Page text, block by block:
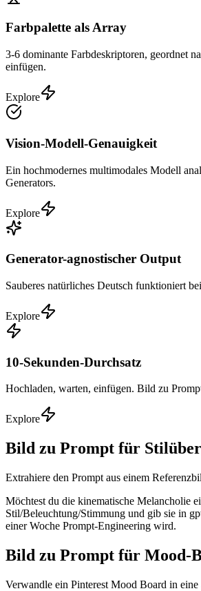
Farbpalette als Array
3-6 dominante Farbdeskriptoren, geordnet
einfügen.
Explore
Vision-Modell-Genauigkeit
Ein hochmodernes multimodales Modell
Generators.
Explore
Generator-agnostischer Output
Sauberes natürliches Deutsch funktioniert
Explore
10-Sekunden-Durchsatz
Hochladen, warten, einfügen. Bild zu
Explore
Bild zu Prompt für
Extrahiere den Prompt aus einem
Möchtest du die kinematische Melancholie
Stil/Beleuchtung/Stimmung und gib sie in
einer Woche Prompt-Engineering wird.
Bild zu Prompt für Mood-
Verwandle ein Pinterest Mood Board in